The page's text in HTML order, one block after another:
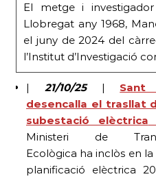
El metge i
Llobregat any 1968,
el juny de 2024 del
l’Institut d’Investigació
| 21/10/25| Sant
desencalla el trasllat
subestació elèctrica
Ministeri de
Ecològica ha inclòs en la
planificació elèctrica